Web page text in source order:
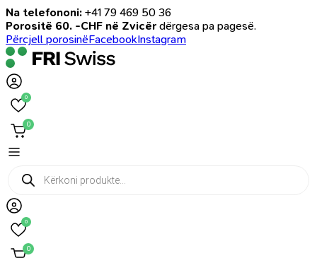
Na telefononi: +41 79 469 50 36
Porositë 60. -CHF në Zvicër dërgesa pa pagesë.
Përcjell porosinëFacebookInstagram
0
0
Products
search
0
0